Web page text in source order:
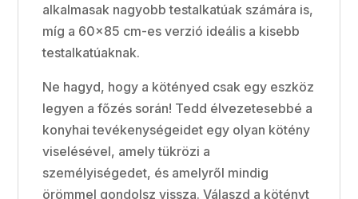
alkalmasak nagyobb testalkatúak számára is,
míg a 60x85 cm-es verzió ideális a kisebb
testalkatúaknak.
Ne hagyd, hogy a kötényed csak egy eszköz
legyen a főzés során! Tedd élvezetesebbé a
konyhai tevékenységeidet egy olyan kötény
viselésével, amely tükrözi a
személyiségedet, és amelyről mindig
örömmel gondolsz vissza. Válaszd a kötényt